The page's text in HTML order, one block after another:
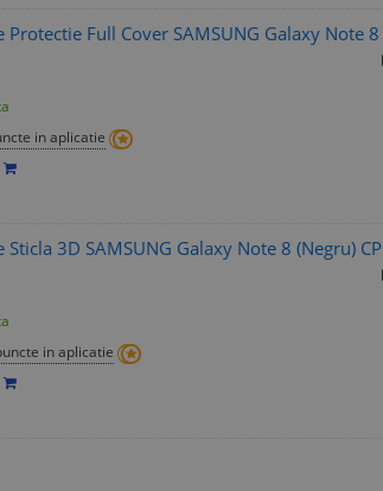
Protectie Full Cover SAMSUNG Galaxy Note
in aplicatie
Sticla 3D SAMSUNG Galaxy Note 8 (Negru)
in aplicatie